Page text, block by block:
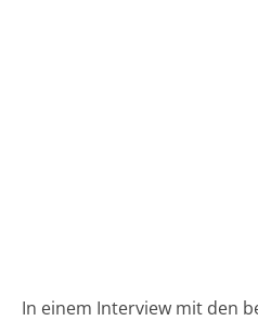
In einem Interview mit den